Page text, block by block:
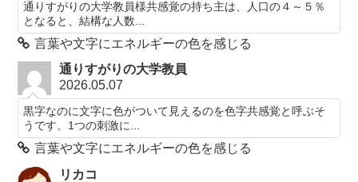
通りすがりの大学教員様共感覚の持ち主は、人口の４～５％
となると、結構な人数...
言葉や文字にエネルギーの色を感じる
通りすがりの大学教員
2026.05.07
黒字なのに文字に色がついて見えるのを色字共感覚と呼ぶそ
うです。1つの刺激に...
言葉や文字にエネルギーの色を感じる
リカコ